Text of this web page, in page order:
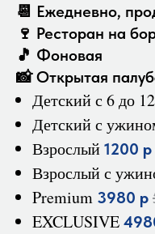
📆 Ежедневно,
🍷 Ресторан на
🎵 Фоновая
📸 Открытая
Детский с 6 до
Детский с
Взрослый 1200 р
Взрослый с
Premium 3980 р
EXCLUSIVE